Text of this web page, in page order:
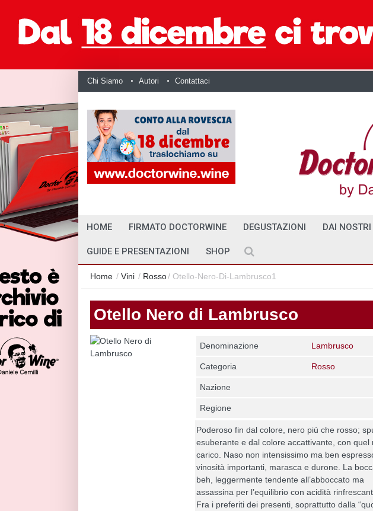
Chi Siamo Autori Contattaci
HOME FIRMATO DOCTORWINE DEGUSTAZIONI DAI
GUIDE E PRESENTAZIONI SHOP
Home / Vini / Rosso/ Otello-Nero-Di-Lambrusco1
Otello Nero di Lambrusco
Denominazione Lambrusco
Categoria Rosso
Nazione
Regione
Poderoso fin dal colore, nero più che rosso;
esuberante e dal colore accattivante, con quel
carico. Naso non intensissimo ma ben
vinosità importanti, marasca e durone. La
beh, leggermente tendente all’abboccato ma
assassina per l’equilibrio con acidità
Fra i preferiti dei presenti, soprattutto dalla